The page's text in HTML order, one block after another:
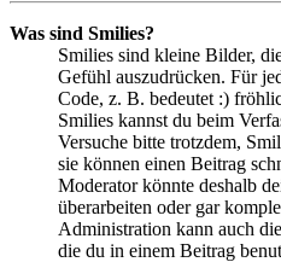
Was sind Smilies?
Smilies sind kleine Bilder,
Gefühl auszudrücken. Für
Code, z. B. bedeutet :)
Smilies kannst du beim
Versuche bitte trotzdem,
sie können einen Beitrag
Moderator könnte deshalb
überarbeiten oder gar
Administration kann auch
die du in einem Beitrag